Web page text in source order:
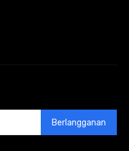
Berlangganan